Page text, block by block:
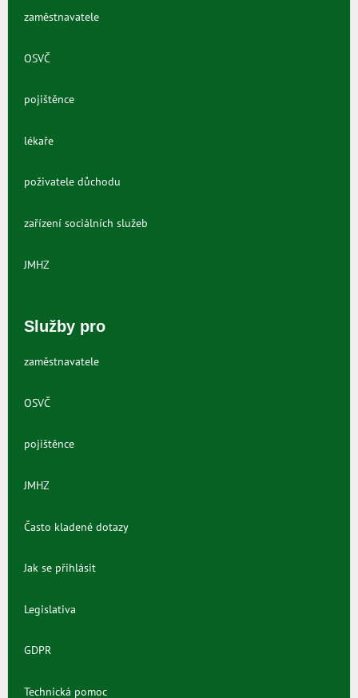
zaměstnavatele
OSVČ
pojištěnce
lékaře
poživatele důchodu
zařízení sociálních služeb
JMHZ
Služby pro
zaměstnavatele
OSVČ
pojištěnce
JMHZ
Často kladené dotazy
Jak se přihlásit
Legislativa
GDPR
Technická pomoc